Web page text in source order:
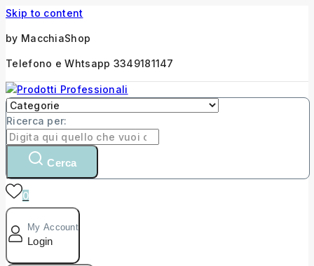
Skip to content
by MacchiaShop
Telefono e Whtsapp 3349181147
Ricerca per:
Cerca
0
My Account
Login